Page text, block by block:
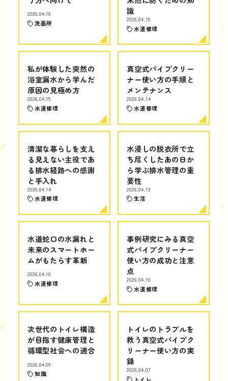
2026.04.16
洗面所
識
2026.04.15
水道修理
私が体験した突然の
浴室漏水から学んだ
原因の見極め方
2026.04.15
水道修理
真空式パイプクリー
ナー使い方の手順と
メンテナンス
2026.04.14
水道修理
清潔な暮らしを支え
る見えない主役であ
る排水経路への感謝
と手入れ
2026.04.14
水道修理
水浸しの脱衣所で立
ち尽くしたあの日か
ら学ぶ排水管理の重
要性
2026.04.13
生活
水道蛇口の水漏れと
未来のスマートホー
ムがもたらす革新
2026.04.10
水道修理
事例研究にみる真空
式パイプクリーナー
使い方の成功と注意
点
2026.04.10
水道修理
次世代のトイレ構造
が目指す健康管理と
循環型社会への適合
2026.04.09
知識
トイレのトラブルを
救う真空式パイプク
リーナー使い方の実
録
2026.04.07
トイレ